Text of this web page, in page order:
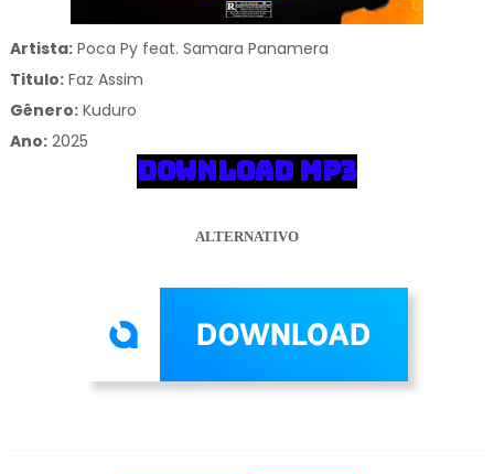
Artista:Poca Py feat. Samara Panamera
Titulo:Faz Assim
Gênero: Kuduro
Ano:2025
DOWNLOAD MP3
ALTERNATIVO